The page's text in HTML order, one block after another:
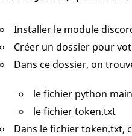
Installer le module
Créer un dossier pour
Dans ce dossier, on
le fichier python
le fichier token.txt
Dans le fichier token.txt,